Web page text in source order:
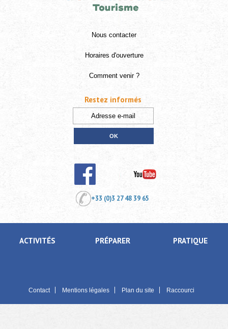
Nous contacter
Horaires d'ouverture
Comment venir ?
+33 (0)3 27 48 39 65
ACTIVITÉS PRÉPARER PRATIQUE
Contact Mentions légales Plan du site Raccourci
Restez informés